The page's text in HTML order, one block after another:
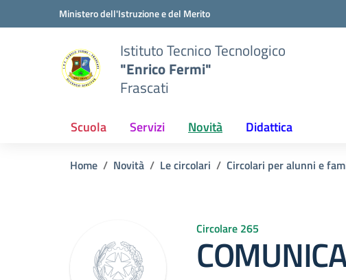
Vai ai contenuti
Vai al menu di navigazioneMinistero dell'Istruzione e del Merito
Istituto Tecnico Tecnologico
"Enrico Fermi"
Frascati
Scuola Servizi Novità Didattica
Home Novità Le circolari Circolari per alunni e
Circolare 265